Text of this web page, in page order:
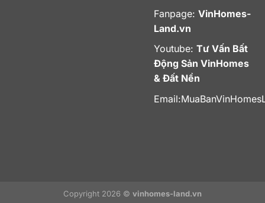
Fanpage: VinHomes-
Land.vn
Youtube: Tư Vấn Bất
Động Sản VinHomes
& Đất Nền
Email:
Copyright 2026 © vinhomes-land.vn